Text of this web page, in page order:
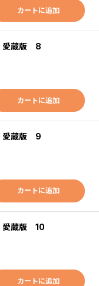
カートに追加
愛蔵版 8
カートに追加
愛蔵版 9
カートに追加
愛蔵版 10
カートに追加